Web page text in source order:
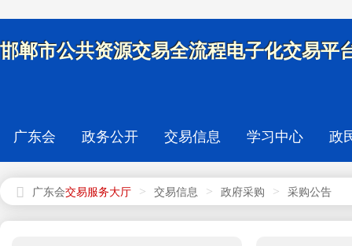
邯郸市公共资源交易全流程电子化交易平
广东会 政务公开 交易信息 学习中心 政
广东会 > 交易信息 > 政府采购 > 采购公告